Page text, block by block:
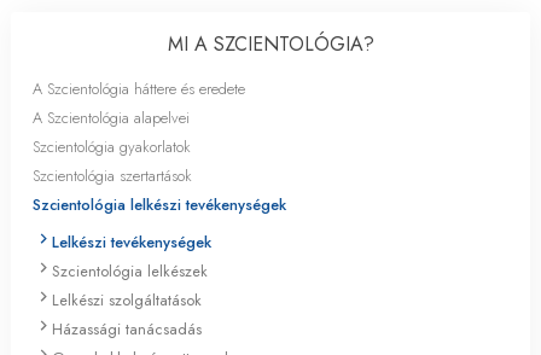
MI A SZCIENTOLÓGIA?
A Szcientológia háttere és eredete
A Szcientológia alapelvei
Szcientológia gyakorlatok
Szcientológia szertartások
Szcientológia lelkészi tevékenységek
Lelkészi tevékenységek
Szcientológia lelkészek
Lelkészi szolgáltatások
Házassági tanácsadás